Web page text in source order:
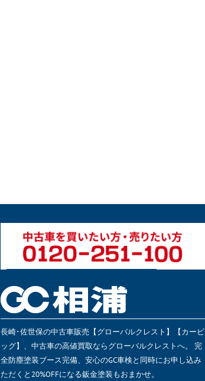
長崎･佐世保の中古車販売【グローバルクレスト】【カービ
ッグ】、中古車の高値買取ならグローバルクレストへ。 完
全防塵塗装ブース完備、安心のGC車検と同時にお申し込み
ただくと20%OFFになる鈑金塗装もおまかせ。